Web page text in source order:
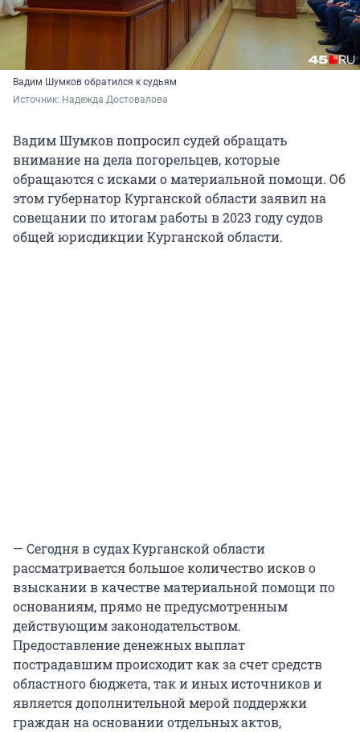
Вадим Шумков обратился к судьям
Источник: Надежда Достовалова
Вадим Шумков попросил судей обращать
внимание на дела погорельцев, которые
обращаются с исками о материальной помощи. Об
этом губернатор Курганской области заявил на
совещании по итогам работы в 2023 году судов
общей юрисдикции Курганской области.
— Сегодня в судах Курганской области
рассматривается большое количество исков о
взыскании в качестве материальной помощи по
основаниям, прямо не предусмотренным
действующим законодательством.
Предоставление денежных выплат
пострадавшим происходит как за счет средств
областного бюджета, так и иных источников и
является дополнительной мерой поддержки
граждан на основании отдельных актов,